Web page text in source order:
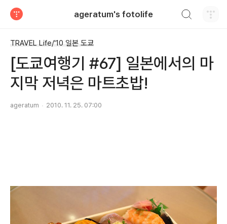
ageratum's fotolife
TRAVEL Life/'10 일본 도쿄
[도쿄여행기 #67] 일본에서의 마
지막 저녁은 마트초밥!
ageratum 2010. 11. 25. 07:00